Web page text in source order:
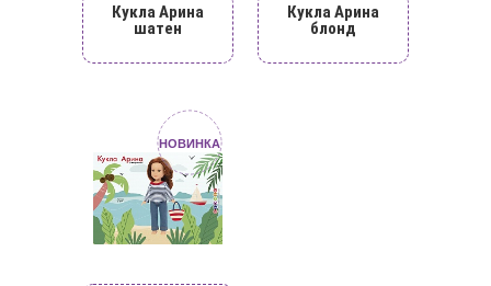
Кукла Арина
шатен
Кукла Арина
блонд
НОВИНКА